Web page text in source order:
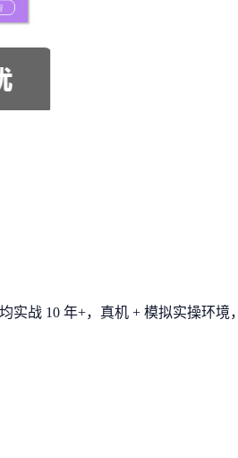
战 10 年+，真机 + 模拟实操环境，